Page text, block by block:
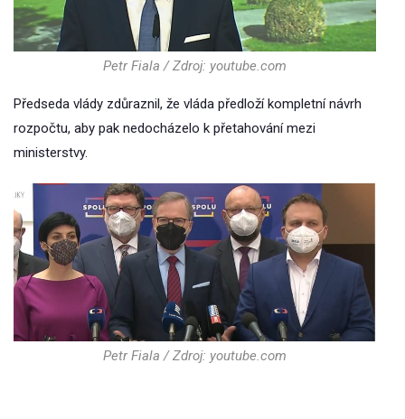
Petr Fiala / Zdroj: youtube.com
Předseda vlády zdůraznil, že vláda předloží kompletní návrh
rozpočtu, aby pak nedocházelo k přetahování mezi
ministerstvy.
Petr Fiala / Zdroj: youtube.com